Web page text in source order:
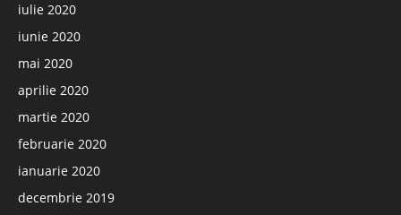
iulie 2020
iunie 2020
mai 2020
aprilie 2020
martie 2020
februarie 2020
ianuarie 2020
decembrie 2019